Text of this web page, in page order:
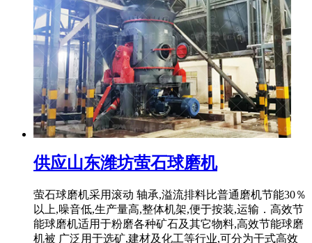
供应山东潍坊萤石球磨机
萤石球磨机采用滚动 轴承,溢流排料比普通磨机节能30％
以上,噪音低,生产量高,整体机架,便于按装,运输．高效节
能球磨机适用于粉磨各种矿石及其它物料,高效节能球磨
机被 广泛用于选矿,建材及化工等行业,可分为干式高效